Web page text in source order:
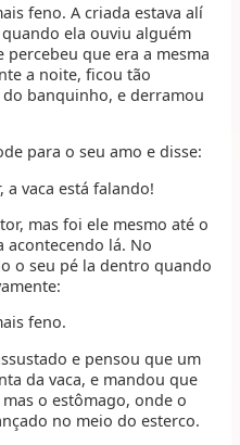
feno. A criada estava alí
ela ouviu alguém
que era a mesma
a noite, ficou tão
banquinho, e derramou
para o seu amo e disse:
a vaca está falando!
mas foi ele mesmo até o
acontecendo lá. No
o seu pé la dentro quando
feno.
e pensou que um
da vaca, e mandou que
o estômago, onde o
no meio do esterco.